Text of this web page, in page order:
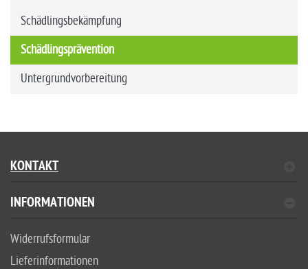
Schädlingsbekämpfung
Schädlingsprävention
Untergrundvorbereitung
KONTAKT
INFORMATIONEN
Widerrufsformular
Lieferinformationen